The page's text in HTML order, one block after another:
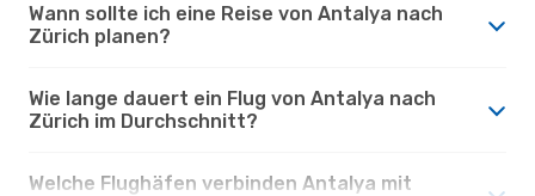
Wann sollte ich eine Reise von Antalya nach
Zürich planen?
Wie lange dauert ein Flug von Antalya nach
Zürich im Durchschnitt?
Welche Flughäfen verbinden Antalya mit